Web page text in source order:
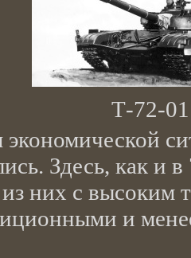
Т-72-01
Здесь, как и
них с высоким
и